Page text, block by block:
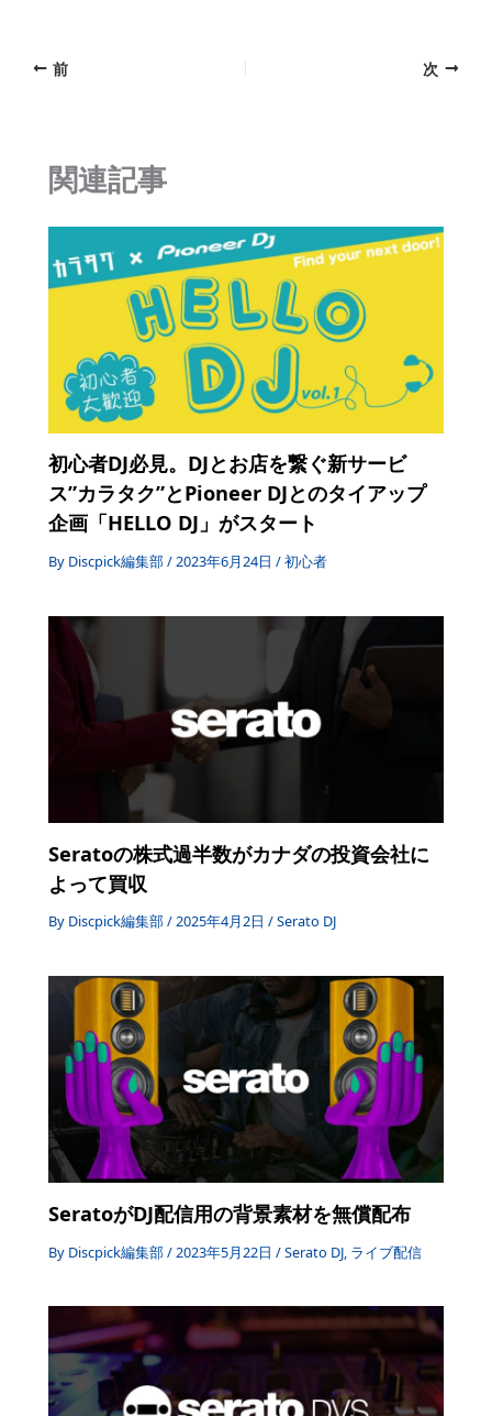
o
o
k
e
前 次
関連記事
初心者DJ必見。DJとお店を繋ぐ新サービ
ス”カラタク”とPioneer DJとのタイアップ
企画「HELLO DJ」がスタート
By Discpick編集部/2023年6月24日/初心者
Seratoの株式過半数がカナダの投資会社に
よって買収
By Discpick編集部/2025年4月2日/Serato DJ
SeratoがDJ配信用の背景素材を無償配布
By Discpick編集部/ 2023年5月22日/Serato DJ ライブ配信